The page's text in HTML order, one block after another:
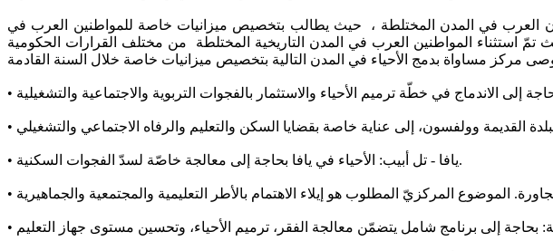
في المدن المختلطة ، حيث يطالب بتخصيص ميزانيات خاصة للمواطنين العرب في
مليارد شيكل للخمسة سنوات القادمة حيث تمّ استثناء المواطنين العرب في المدن التاريخية المختلطة من مختلف القرارات الحكومية
•
•
• يافا - تل أبيب: الأحياء في يافا بحاجة إلى معالجة خاصّة لسدّ الفجوات السكنية.
•
•